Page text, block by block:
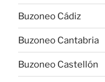
Buzoneo Cádiz
Buzoneo Cantabria
Buzoneo Castellón